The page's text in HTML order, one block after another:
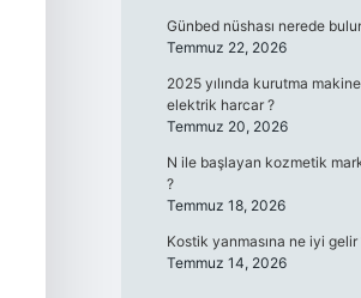
Günbed nüshası nerede
Temmuz 22, 2026
2025 yılında kurutma
elektrik harcar ?
Temmuz 20, 2026
N ile başlayan kozmetik
?
Temmuz 18, 2026
Kostik yanmasına ne iyi gelir
Temmuz 14, 2026